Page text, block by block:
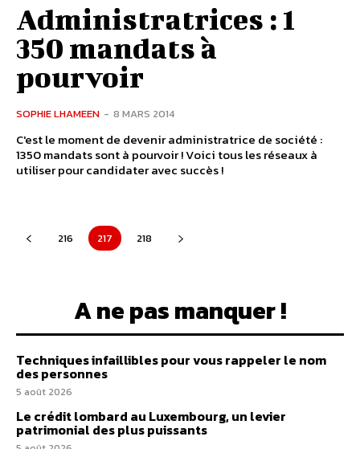
Administratrices : 1
350 mandats à
pourvoir
SOPHIE LHAMEEN - 8 MARS 2014
C'est le moment de devenir administratrice de société :
1350 mandats sont à pourvoir ! Voici tous les réseaux à
utiliser pour candidater avec succès !
216 217 218
A ne pas manquer !
Techniques infaillibles pour vous rappeler le nom
des personnes
5 août 2026
Le crédit lombard au Luxembourg, un levier
patrimonial des plus puissants